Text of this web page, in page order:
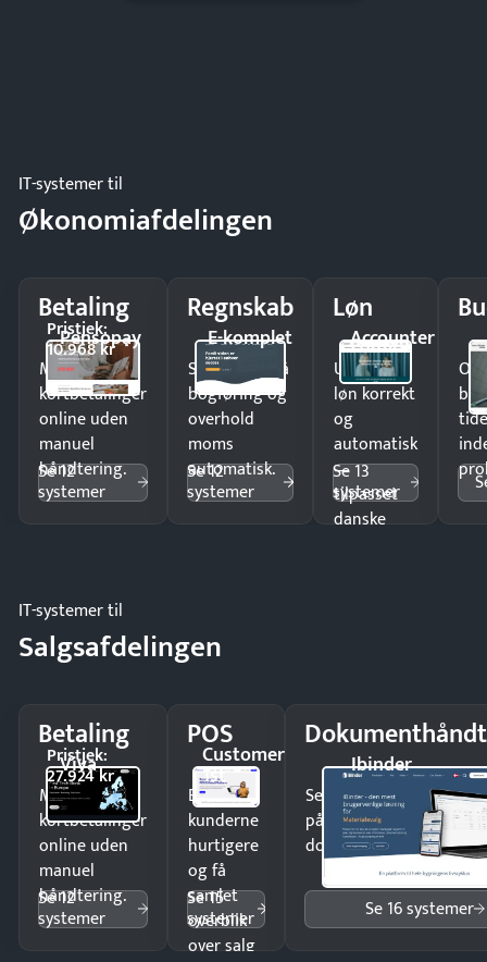
IT-systemer til
Økonomiafdelingen
Betaling
Pensopay
Pristjek:
10.968 kr
Modtag
kortbetalinger
online uden
manuel
håndtering.
Se 12
systemer
Regnskab
E-komplet
Spar timer på
bogføring og
overhold
moms
automatisk.
Se 12
systemer
Løn
Accounter
Udbetal
løn korrekt
og
automatisk
—
tilpasset
danske
Se 13
systemer
IT-systemer til
Salgsafdelingen
Betaling
Viva
Pristjek:
27.924 kr
Modtag
kortbetalinger
online uden
manuel
håndtering.
Se 12
systemer
POS
Customer
1st
Ekspedér
kunderne
hurtigere
og få
samlet
overblik
over salg
Se 15
systemer
Ibinder
Send kontrakter til
på minutter og mist
dokumenter.
Se 16 systemer